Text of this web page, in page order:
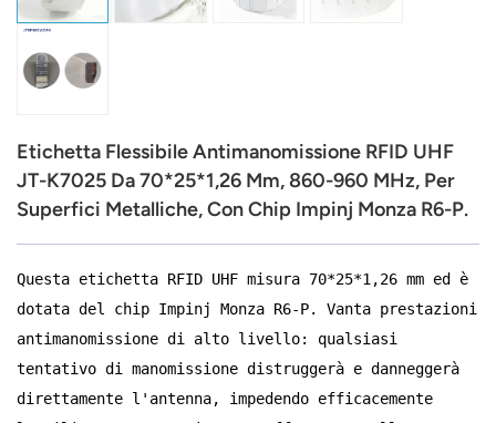
Ελληνικά
Tiếng Việt
norsk
magyar
Etichetta Flessibile Antimanomissione RFID UHF
JT-K7025 Da 70*25*1,26 Mm, 860-960 MHz, Per
Superfici Metalliche, Con Chip Impinj Monza R6-P.
Questa etichetta RFID UHF misura 70*25*1,26 mm ed è
dotata del chip Impinj Monza R6-P. Vanta prestazioni
antimanomissione di alto livello: qualsiasi
tentativo di manomissione distruggerà e danneggerà
direttamente l'antenna, impedendo efficacemente